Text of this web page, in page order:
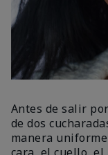
Antes de salir
de dos
manera